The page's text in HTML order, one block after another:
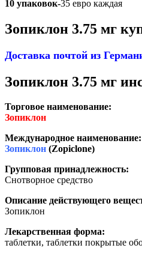
10 упаковок-35 евро каждая
Зопиклон 3.75 мг
Доставка почтой из
Зопиклон 3.75 мг
Торговое наименование:
Зопиклон
Международное наименование:
Зопиклон (Zopiclone)
Групповая принадлежность:
Снотворное средство
Описание действующего
Зопиклон
Лекарственная форма:
таблетки, таблетки покрытые